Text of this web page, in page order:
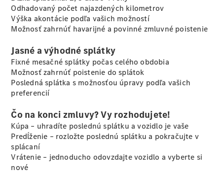
Mercedes-
Benz
Objednať sa
Pomoc pri
poruche
a nehode
Mercedes me
Odhadovaný počet najazdených kilometrov
Výška akontácie podľa vašich možností
Možnosť zahrnúť havarijné a povinné zmluvné poistenie
Jasné a výhodné splátky
Fixné mesačné splátky počas celého obdobia
Možnosť zahrnúť poistenie do splátok
Posledná splátka s možnosťou úpravy podľa vašich
preferencií
Čo na konci zmluvy? Vy rozhodujete!
Kúpa – uhradíte poslednú splátku a vozidlo je vaše
Predĺženie – rozložte poslednú splátku a pokračujte v
splácaní
Vrátenie – jednoducho odovzdajte vozidlo a vyberte si
nové